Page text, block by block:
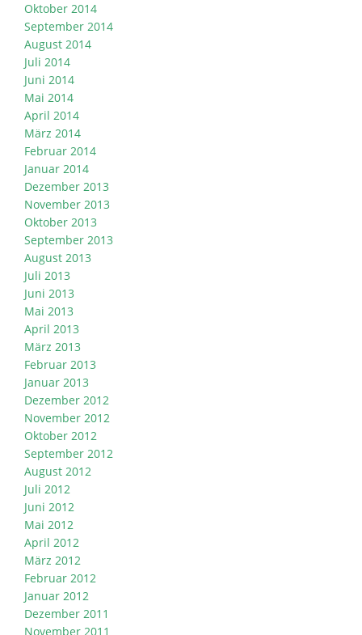
Oktober 2014
September 2014
August 2014
Juli 2014
Juni 2014
Mai 2014
April 2014
März 2014
Februar 2014
Januar 2014
Dezember 2013
November 2013
Oktober 2013
September 2013
August 2013
Juli 2013
Juni 2013
Mai 2013
April 2013
März 2013
Februar 2013
Januar 2013
Dezember 2012
November 2012
Oktober 2012
September 2012
August 2012
Juli 2012
Juni 2012
Mai 2012
April 2012
März 2012
Februar 2012
Januar 2012
Dezember 2011
November 2011